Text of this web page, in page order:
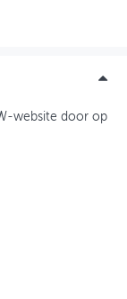
website door op